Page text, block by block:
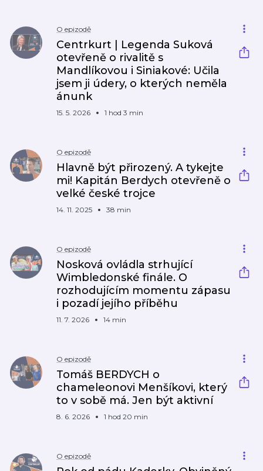
O epizodě
Centrkurt | Legenda Suková
otevřeně o rivalitě s
Mandlíkovou i Siniakové: Učila
jsem ji údery, o kterých neměla
ánunk
15. 5. 2026 1 hod 3 min
O epizodě
Hlavně být přirozený. A tykejte
mi! Kapitán Berdych otevřeně o
velké české trojce
14. 11. 2025 38 min
O epizodě
Nosková ovládla strhující
Wimbledonské finále. O
rozhodujícím momentu zápasu
i pozadí jejího příběhu
11. 7. 2026 14 min
O epizodě
Tomáš BERDYCH o
chameleonovi Menšíkovi, který
to v sobě má. Jen být aktivní
8. 6. 2026 1 hod 20 min
O epizodě